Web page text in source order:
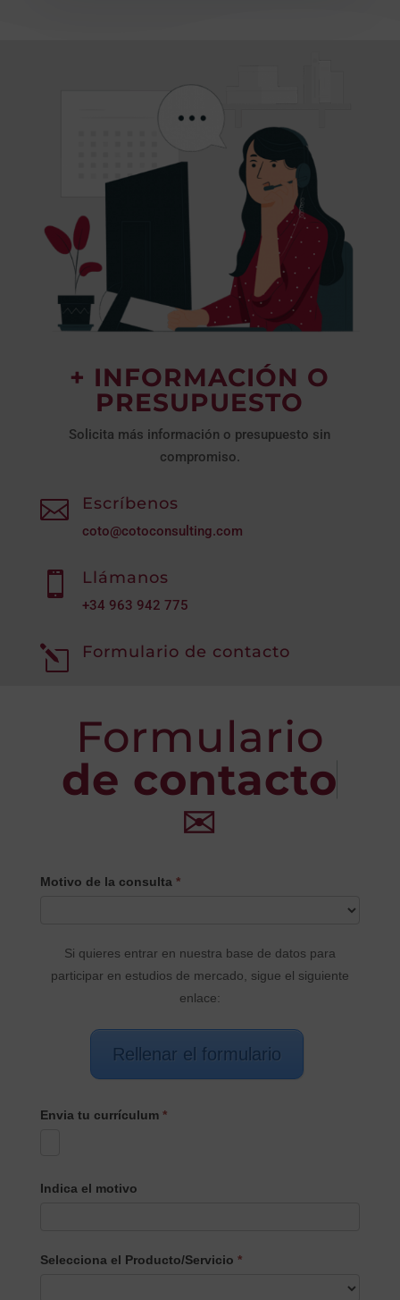
+ INFORMACIÓN O
PRESUPUESTO
Solicita más información o presupuesto sin
compromiso.
 Escríbenos
coto@cotoconsulting.com
 Llámanos
+34 963 942 775
l Formulario de contacto
Formulario
de contacto
✉
CONTACTO
Motivo de la consulta *
Si quieres entrar en nuestra base de datos para
participar en estudios de mercado, sigue el siguiente
enlace:
Rellenar el formulario
Envia tu currículum *
Indica el motivo
Selecciona el Producto/Servicio *